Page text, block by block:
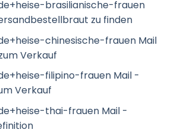
brasilianische-frauen
zu finden
chinesische-frauen Mail
Verkauf
filipino-frauen Mail -
Verkauf
thai-frauen Mail -